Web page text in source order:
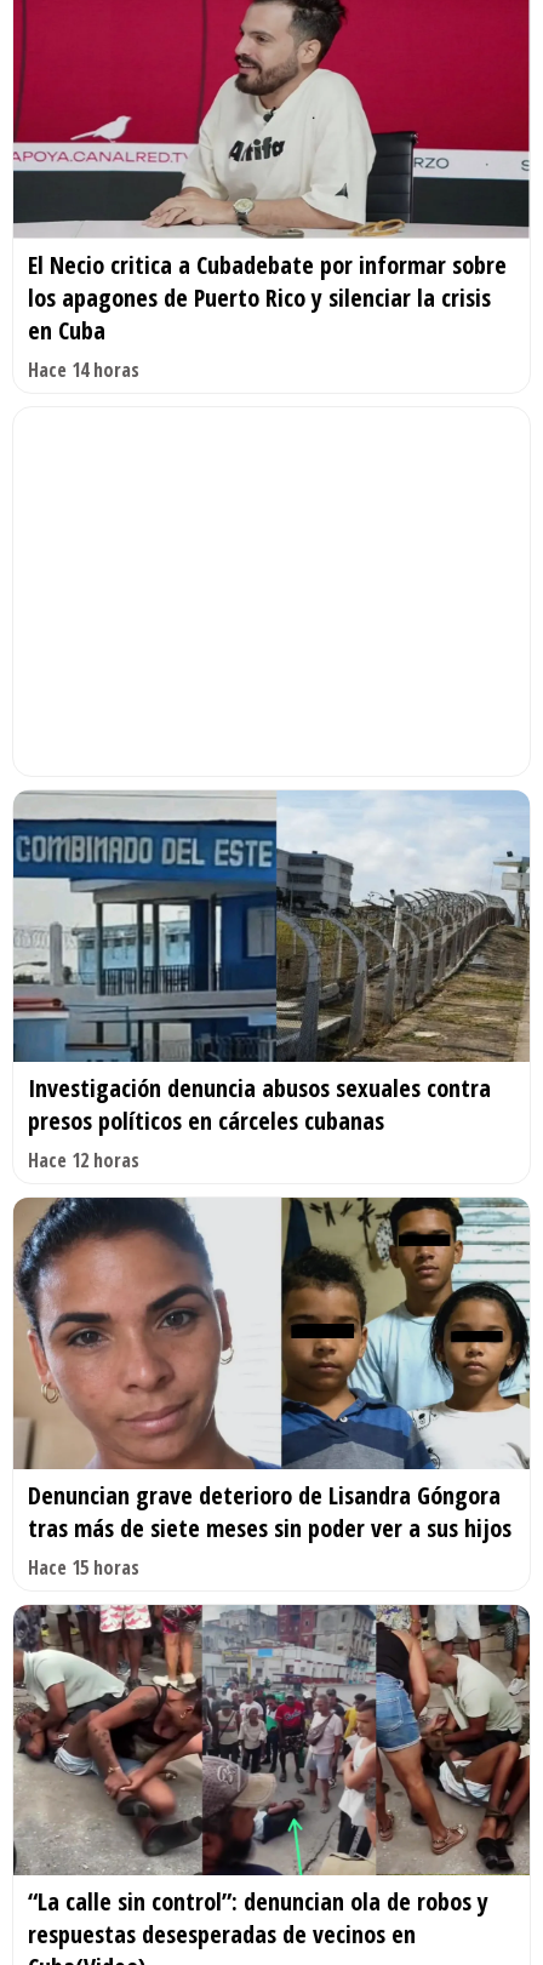
El Necio critica a Cubadebate por informar sobre
los apagones de Puerto Rico y silenciar la crisis
en Cuba
Hace 14 horas
Investigación denuncia abusos sexuales contra
presos políticos en cárceles cubanas
Hace 12 horas
Denuncian grave deterioro de Lisandra Góngora
tras más de siete meses sin poder ver a sus hijos
Hace 15 horas
“La calle sin control”: denuncian ola de robos y
respuestas desesperadas de vecinos en